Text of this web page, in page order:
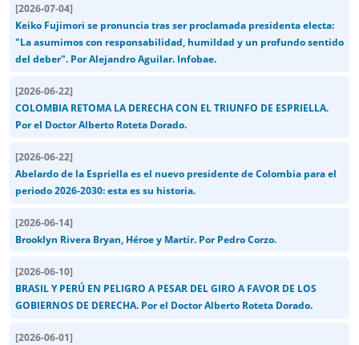
[2026-07-04]
Keiko Fujimori se pronuncia tras ser proclamada presidenta electa:
"La asumimos con responsabilidad, humildad y un profundo sentido
del deber". Por Alejandro Aguilar. Infobae.
[2026-06-22]
COLOMBIA RETOMA LA DERECHA CON EL TRIUNFO DE ESPRIELLA.
Por el Doctor Alberto Roteta Dorado.
[2026-06-22]
Abelardo de la Espriella es el nuevo presidente de Colombia para el
periodo 2026-2030: esta es su historia.
[2026-06-14]
Brooklyn Rivera Bryan, Héroe y Martir. Por Pedro Corzo.
[2026-06-10]
BRASIL Y PERÚ EN PELIGRO A PESAR DEL GIRO A FAVOR DE LOS
GOBIERNOS DE DERECHA. Por el Doctor Alberto Roteta Dorado.
[2026-06-01]